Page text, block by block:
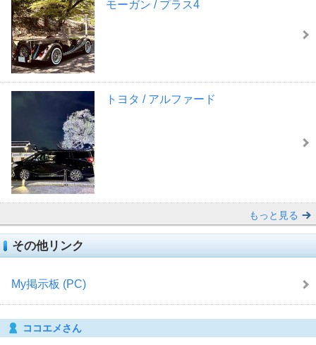
モーガン / プラス4
トヨタ / アルファード
もっと見る
その他リンク
My掲示板 (PC)
ココエメさん